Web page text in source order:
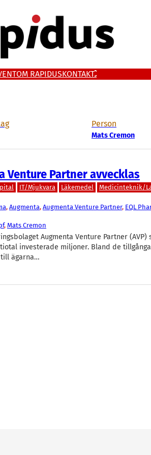
OM RAPIDUSKONTAKT
Person
Mats Cremon
Venture Partner avvecklas
IT/Mjukvara Läkemedel Medicinteknik/
, Augmenta, Augmenta Venture Partner, EQL
, Mats Cremon
Augmenta Venture Partner
investerade miljoner. Bland de
ägarna…